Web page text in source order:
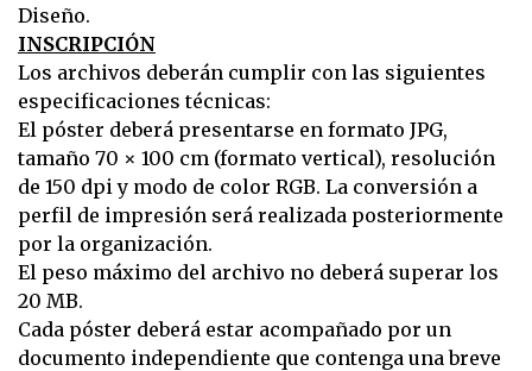
Diseño.
INSCRIPCIÓN
Los archivos deberán cumplir con las siguientes
especificaciones técnicas:
El póster deberá presentarse en formato JPG,
tamaño 70 × 100 cm (formato vertical), resolución
de 150 dpi y modo de color RGB. La conversión a
perfil de impresión será realizada posteriormente
por la organización.
El peso máximo del archivo no deberá superar los
20 MB.
Cada póster deberá estar acompañado por un
documento independiente que contenga una breve